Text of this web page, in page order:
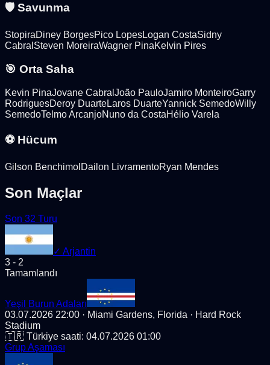
🛡️ Savunma
StopiraDiney BorgesPico LopesLogan CostaSidny
Cabral Steven MoreiraWagner PinaKelvin Pires
🎯 Orta Saha
Kevin PinaJovane Cabral João PauloJamiro MonteiroGarry
RodriguesDeroy DuarteLaros DuarteYannick SemedoWilly
SemedoTelmo ArcanjoNuno da CostaHélio Varela
⚽ Hücum
Gilson Benchimol Dailon LivramentoRyan Mendes
Son Maçlar
Son 32 Turu
✓ Arjantin
3 - 2
Tamamlandı
Yeşil Burun Adaları
03.07.2026 22:00 · Miami Gardens, Florida · Hard Rock
Stadium
🇹🇷 Türkiye saati: 04.07.2026 01:00
Grup Aşaması